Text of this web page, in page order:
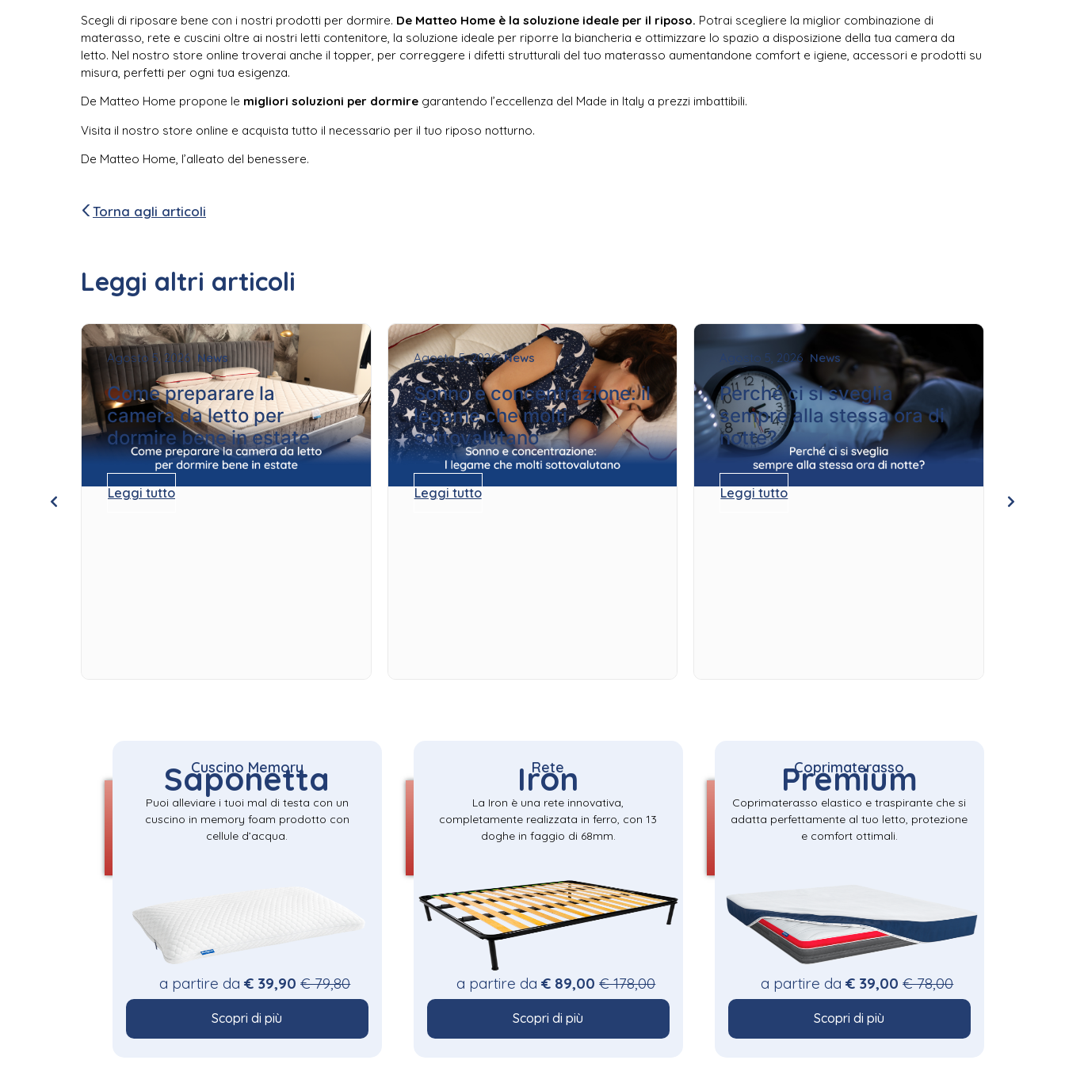
Scegli di riposare bene con i nostri prodotti per dormire. De Matteo Home è la soluzione ideale per il riposo. Potrai scegliere la miglior combinazione di
materasso, rete e cuscini oltre ai nostri letti contenitore, la soluzione ideale per riporre la biancheria e ottimizzare lo spazio a disposizione della tua camera da
letto. Nel nostro store online troverai anche il topper, per correggere i difetti strutturali del tuo materasso aumentandone comfort e igiene, accessori e prodotti su
misura, perfetti per ogni tua esigenza.
De Matteo Home propone le migliori soluzioni per dormire garantendo l’eccellenza del Made in Italy a prezzi imbattibili.
Visita il nostro store online e acquista tutto il necessario per il tuo riposo notturno.
De Matteo Home, l’alleato del benessere.
Torna agli articoli
Leggi altri articoli
Agosto 5, 2026 News
Come preparare la
camera da letto per
dormire bene in estate
Leggi tutto
Agosto 5, 2026 News
Sonno e concentrazione: il
legame che molti
sottovalutano
Leggi tutto
Agosto 5, 2026 News
Perché ci si sveglia
sempre alla stessa ora di
notte?
Leggi tutto
Cuscino Memory
Saponetta
Puoi alleviare i tuoi mal di testa con un
cuscino in memory foam prodotto con
cellule d’acqua.
a partire da€ 39,90 € 79,80
Scopri di più
Rete
Iron
La Iron è una rete innovativa,
completamente realizzata in ferro, con 13
doghe in faggio di 68mm.
a partire da€ 89,00 € 178,00
Scopri di più
Coprimaterasso
Premium
Coprimaterasso elastico e traspirante che si
adatta perfettamente al tuo letto, protezione
e comfort ottimali.
a partire da€ 39,00 € 78,00
Scopri di più